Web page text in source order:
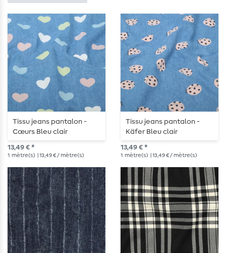
Tissu jeans pantalon -
Cœurs Bleu clair
13,49 € *
1 mètre(s) | 13,49 € / mètre(s)
Tissu jeans pantalon -
Käfer Bleu clair
13,49 € *
1 mètre(s) | 13,49 € / mètre(s)